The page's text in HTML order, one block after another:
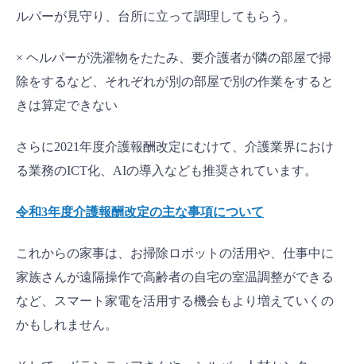
ルパーが見守り、台所に立って調理してもらう。
× ヘルパーが洗濯物をたたみ、要介護者が隣の部屋で掃
除をするなど、それぞれが別の部屋で別の作業をすると
きは算定できない
さらに2021年度介護報酬改定にむけて、介護業界におけ
る業務のICT化、AIの導入なども推奨されています。
令和3年度介護報酬改定の主な事項について
これからの家事は、お掃除ロボットの活用や、仕事中に
家族さんが遠隔操作で高齢者の自宅の室温調整ができる
など、スマート家電を活用する機会もより増えていくの
かもしれません。